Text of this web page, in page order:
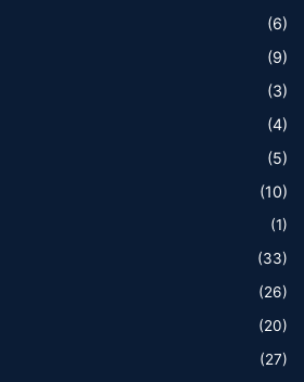
(6)
(9)
(3)
(4)
(5)
(10)
(1)
(33)
(26)
(20)
(27)